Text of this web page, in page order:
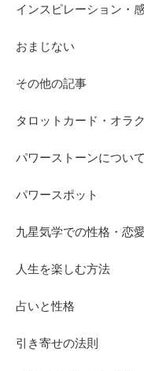
インスピレーション・
おまじない
その他の記事
タロットカード・オラ
パワーストーンについて
パワースポット
九星気学での性格・恋
人生を楽しむ方法
占いと性格
引き寄せの法則